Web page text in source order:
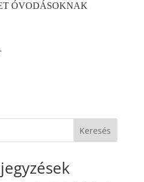
ÓVODÁSOKNAK
Keresés